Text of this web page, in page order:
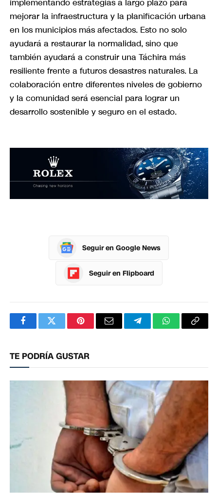
implementando estrategias a largo plazo para
mejorar la infraestructura y la planificación urbana
en los municipios más afectados. Esto no solo
ayudará a restaurar la normalidad, sino que
también ayudará a construir una Táchira más
resiliente frente a futuros desastres naturales. La
colaboración entre diferentes niveles de gobierno
y la comunidad será esencial para lograr un
desarrollo sostenible y seguro en el estado.
Seguir en Google News
Seguir en Flipboard
FacebookTwitterPinterestCorreoTelegramWhatsApp
TE PODRÍA GUSTAR